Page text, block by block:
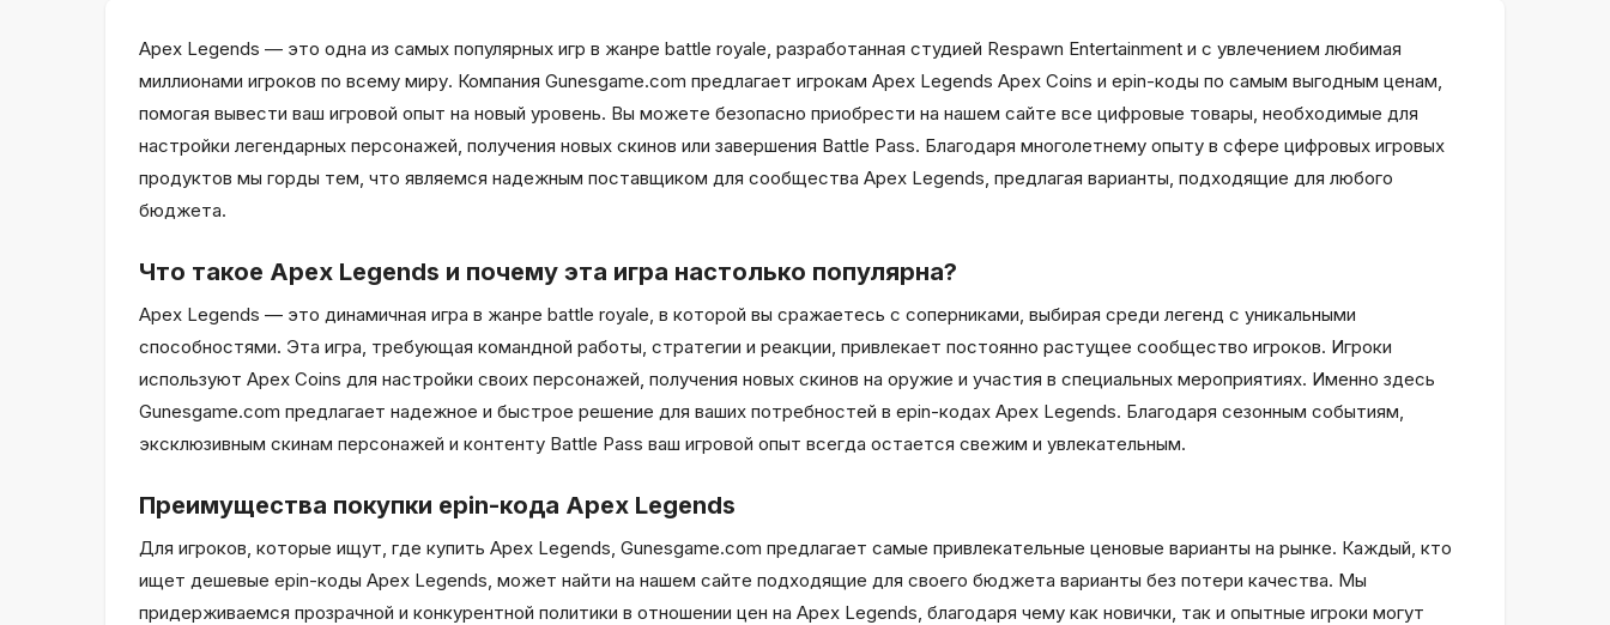
Apex Legends — это одна из самых популярных игр в жанре battle royale, разработанная студией Respawn Entertainment и с увлечением любимая
миллионами игроков по всему миру. Компания Gunesgame.com предлагает игрокам Apex Legends Apex Coins и epin-коды по самым выгодным ценам,
помогая вывести ваш игровой опыт на новый уровень. Вы можете безопасно приобрести на нашем сайте все цифровые товары, необходимые для
настройки легендарных персонажей, получения новых скинов или завершения Battle Pass. Благодаря многолетнему опыту в сфере цифровых игровых
продуктов мы горды тем, что являемся надежным поставщиком для сообщества Apex Legends, предлагая варианты, подходящие для любого
бюджета.
Что такое Apex Legends и почему эта игра настолько популярна?
Apex Legends — это динамичная игра в жанре battle royale, в которой вы сражаетесь с соперниками, выбирая среди легенд с уникальными
способностями. Эта игра, требующая командной работы, стратегии и реакции, привлекает постоянно растущее сообщество игроков. Игроки
используют Apex Coins для настройки своих персонажей, получения новых скинов на оружие и участия в специальных мероприятиях. Именно здесь
Gunesgame.com предлагает надежное и быстрое решение для ваших потребностей в epin-кодах Apex Legends. Благодаря сезонным событиям,
эксклюзивным скинам персонажей и контенту Battle Pass ваш игровой опыт всегда остается свежим и увлекательным.
Преимущества покупки epin-кода Apex Legends
Для игроков, которые ищут, где купить Apex Legends, Gunesgame.com предлагает самые привлекательные ценовые варианты на рынке. Каждый, кто
ищет дешевые epin-коды Apex Legends, может найти на нашем сайте подходящие для своего бюджета варианты без потери качества. Мы
придерживаемся прозрачной и конкурентной политики в отношении цен на Apex Legends, благодаря чему как новички, так и опытные игроки могут